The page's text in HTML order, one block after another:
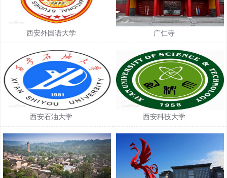
西安外国语大学 广仁寺
西安石油大学 西安科技大学